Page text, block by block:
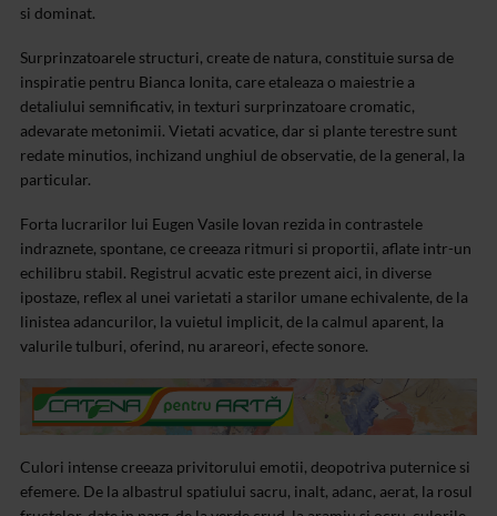
si dominat.
Surprinzatoarele structuri, create de natura, constituie sursa de
inspiratie pentru Bianca Ionita, care etaleaza o maiestrie a
detaliului semnificativ, in texturi surprinzatoare cromatic,
adevarate metonimii. Vietati acvatice, dar si plante terestre sunt
redate minutios, inchizand unghiul de observatie, de la general, la
particular.
Forta lucrarilor lui Eugen Vasile Iovan rezida in contrastele
indraznete, spontane, ce creeaza ritmuri si proportii, aflate intr-un
echilibru stabil. Registrul acvatic este prezent aici, in diverse
ipostaze, reflex al unei varietati a starilor umane echivalente, de la
linistea adancurilor, la vuietul implicit, de la calmul aparent, la
valurile tulburi, oferind, nu arareori, efecte sonore.
Culori intense creeaza privitorului emotii, deopotriva puternice si
efemere. De la albastrul spatiului sacru, inalt, adanc, aerat, la rosul